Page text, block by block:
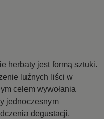
herbaty jest formą sztuki.
luźnych liści w
celem wywołania
jednoczesnym
degustacji.